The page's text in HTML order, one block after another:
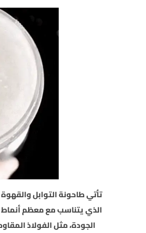
تأتي طاحونة التوابل
الذي يتناسب مع معظم
الجودة، مثل الفولاذ